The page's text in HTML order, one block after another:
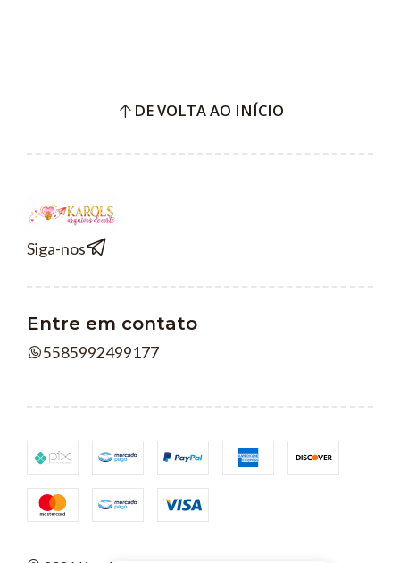
DE VOLTA AO INÍCIO
Siga-nos
Entre em contato
5585992499177